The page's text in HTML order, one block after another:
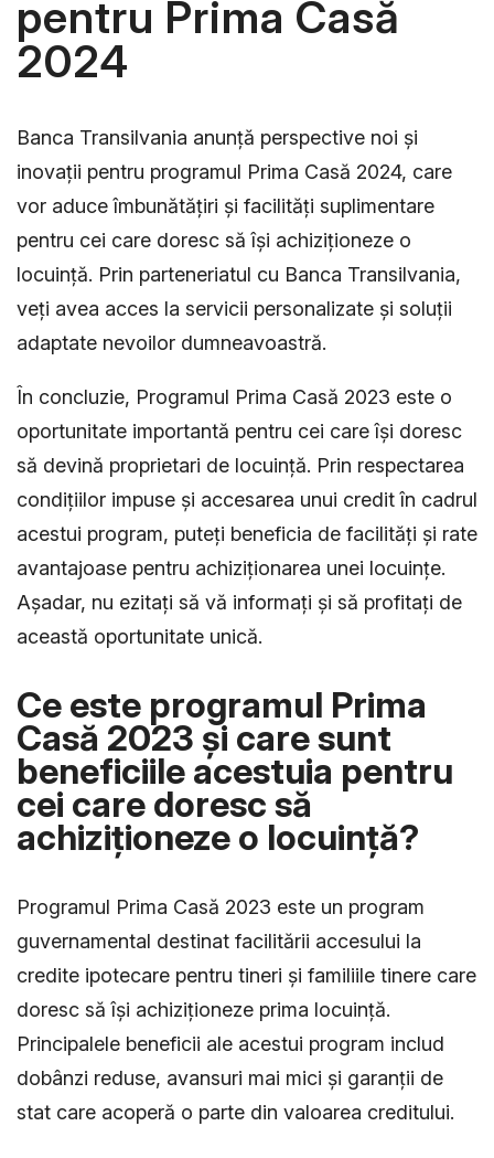
pentru Prima Casă
2024
Banca Transilvania anunță perspective noi și
inovații pentru programul Prima Casă 2024, care
vor aduce îmbunătățiri și facilități suplimentare
pentru cei care doresc să își achiziționeze o
locuință. Prin parteneriatul cu Banca Transilvania,
veți avea acces la servicii personalizate și soluții
adaptate nevoilor dumneavoastră.
În concluzie, Programul Prima Casă 2023 este o
oportunitate importantă pentru cei care își doresc
să devină proprietari de locuință. Prin respectarea
condițiilor impuse și accesarea unui credit în cadrul
acestui program, puteți beneficia de facilități și rate
avantajoase pentru achiziționarea unei locuințe.
Așadar, nu ezitați să vă informați și să profitați de
această oportunitate unică.
Ce este programul Prima
Casă 2023 și care sunt
beneficiile acestuia pentru
cei care doresc să
achiziționeze o locuință?
Programul Prima Casă 2023 este un program
guvernamental destinat facilitării accesului la
credite ipotecare pentru tineri și familiile tinere care
doresc să își achiziționeze prima locuință.
Principalele beneficii ale acestui program includ
dobânzi reduse, avansuri mai mici și garanții de
stat care acoperă o parte din valoarea creditului.